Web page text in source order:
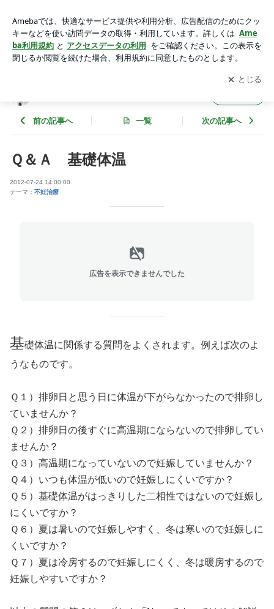
アプリをダウンロードして ブログの更新通知
を受け取りまし
ょう。
開く
前の記事へ 一覧 次の記事へ
Ｑ＆Ａ 基礎体温
2012-07-24 14:00:00
テーマ： 不妊治療
広告を表示できませんでした
基礎体温に関係する質問をよくされます。例えば次のよ
うなものです。
Ｑ１）排卵日と思う日に体温が下がらなかったので排卵し
ていませんか？
Ｑ２）排卵日の後すぐに高温期にならないので排卵してい
ませんか？
Ｑ３）高温期になっていないので妊娠していませんか？
Ｑ４）いつも体温が低いので妊娠しにくいですか？
Ｑ５）基礎体温がはっきりした二相性ではないので妊娠し
にくいですか？
Ｑ６）夏は暑いので妊娠しやすく、冬は寒いので妊娠しに
くいですか？
Ｑ７）夏は冷房するので妊娠しにくく、冬は暖房するので
妊娠しやすいですか？